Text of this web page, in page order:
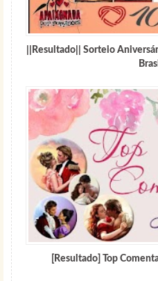
||Resultado|| Sorteio
[Resultado] Top